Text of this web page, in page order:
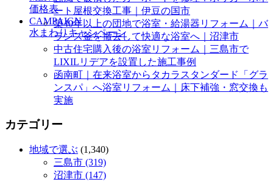
価格表
CAMPAIGN
水まわりキャンペーン
ート屋根交換工事｜伊豆の国市
築40年以上の団地で浴室・給湯器リフォーム｜バ
ランス釜を撤去して快適な浴室へ｜沼津市
中古住宅購入後の浴室リフォーム｜三島市で
LIXILリデアを設置した施工事例
函南町｜在来浴室からタカラスタンダード「グラ
ンスパ」へ浴室リフォーム｜床下補強・窓交換も
実施
カテゴリー
地域で選ぶ (1,340)
三島市 (319)
沼津市 (147)